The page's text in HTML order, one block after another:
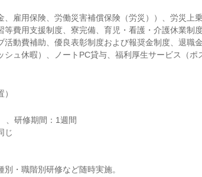
、雇用保険、労働災害補償保険（労災））、労災上
等費用支援制度、寮完備、育児・看護・介護休業制
活動費補助、優良表彰制度および報奨金制度、退職
ュ休暇）、ノートPC貸与、福利厚生サービス（ポ
、研修期間：1週間
じ